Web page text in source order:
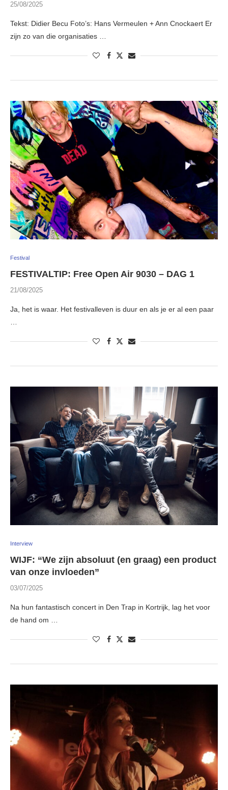
25/08/2025
Tekst: Didier Becu Foto’s: Hans Vermeulen + Ann Cnockaert Er
zijn zo van die organisaties …
Festival
FESTIVALTIP: Free Open Air 9030 – DAG 1
21/08/2025
Ja, het is waar. Het festivalleven is duur en als je er al een paar
…
Interview
WIJF: “We zijn absoluut (en graag) een product
van onze invloeden”
03/07/2025
Na hun fantastisch concert in Den Trap in Kortrijk, lag het voor
de hand om …